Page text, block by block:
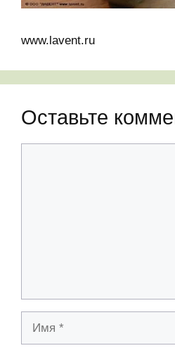
www.lavent.ru
Оставьте